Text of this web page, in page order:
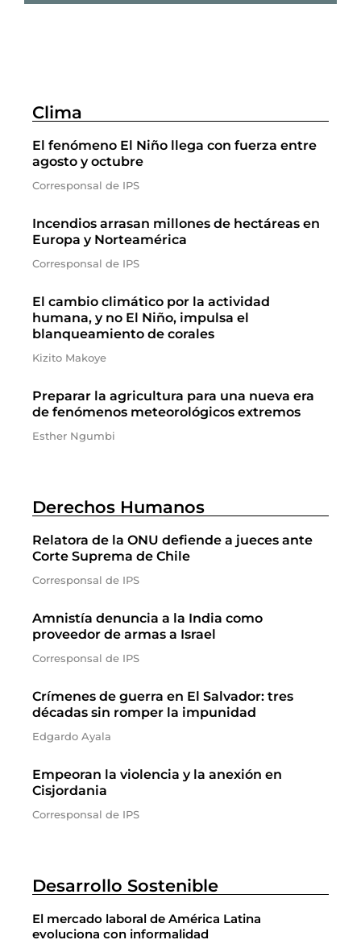
Clima
El fenómeno El Niño llega con fuerza entre
agosto y octubre
Corresponsal de IPS
Incendios arrasan millones de hectáreas en
Europa y Norteamérica
Corresponsal de IPS
El cambio climático por la actividad
humana, y no El Niño, impulsa el
blanqueamiento de corales
Kizito Makoye
Preparar la agricultura para una nueva era
de fenómenos meteorológicos extremos
Esther Ngumbi
Derechos Humanos
Relatora de la ONU defiende a jueces ante
Corte Suprema de Chile
Corresponsal de IPS
Amnistía denuncia a la India como
proveedor de armas a Israel
Corresponsal de IPS
Crímenes de guerra en El Salvador: tres
décadas sin romper la impunidad
Edgardo Ayala
Empeoran la violencia y la anexión en
Cisjordania
Corresponsal de IPS
Desarrollo Sostenible
El mercado laboral de América Latina
evoluciona con informalidad